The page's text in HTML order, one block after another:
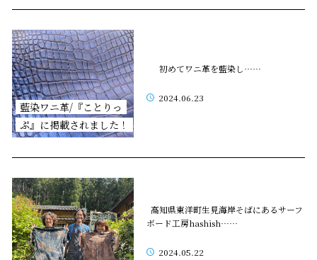
藍染ワニ革/『ことりっ
ぷ』に掲載されました！
初めてワニ革を藍染し……
2024.06.23
高知県東洋町生見海岸そばにあるサーフ
ボード工房hashish……
2024.05.22